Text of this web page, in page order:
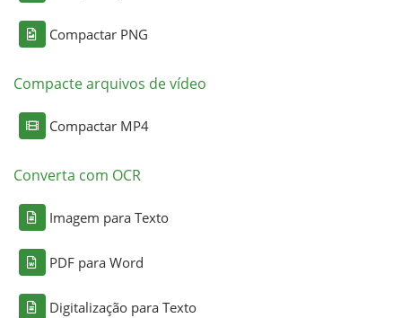
Compactar PNG
Compacte arquivos de vídeo
Compactar MP4
Converta com OCR
Imagem para Texto
PDF para Word
Digitalização para Texto